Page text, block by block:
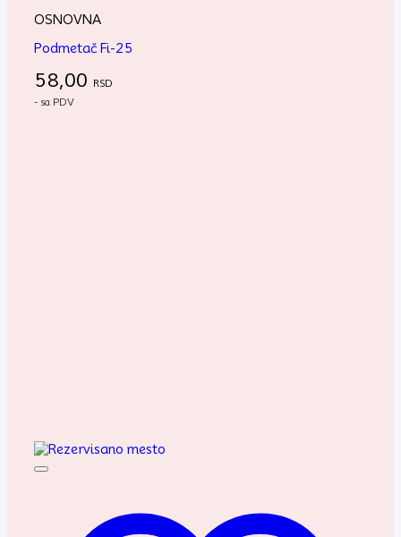
OSNOVNA
Podmetač Fi-25
58,00 RSD
- sa PDV